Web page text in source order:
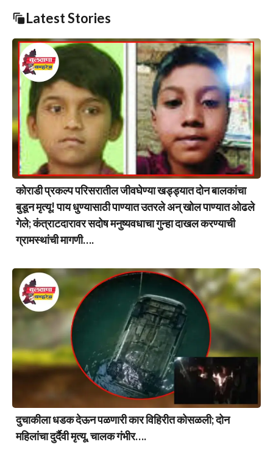
Latest Stories
कोराडी प्रकल्प परिसरातील जीवघेण्या खड्ड्यात दोन बालकांचा
बुडून मृत्यू! पाय धुण्यासाठी पाण्यात उतरले अन् खोल पाण्यात ओढले
गेले; कंत्राटदारावर सदोष मनुष्यवधाचा गुन्हा दाखल करण्याची
ग्रामस्थांची मागणी….
दुचाकीला धडक देऊन पळणारी कार विहिरीत कोसळली; दोन
महिलांचा दुर्दैवी मृत्यू, चालक गंभीर….